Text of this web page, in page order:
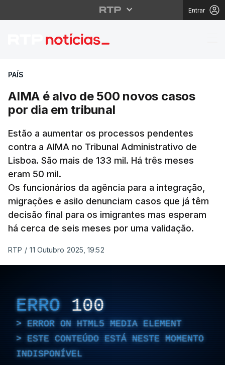
Entrar
AIMA é alvo de 500
PAÍS
AIMA é alvo de 500 novos casos
por dia em tribunal
Estão a aumentar os processos pendentes
contra a AIMA no Tribunal Administrativo de
Lisboa. São mais de 133 mil. Há três meses
eram 50 mil.
Os funcionários da agência para a integração,
migrações e asilo denunciam casos que já têm
decisão final para os imigrantes mas esperam
há cerca de seis meses por uma validação.
RTP / 11 Outubro 2025, 19:52
ERRO 100
ERROR ON HTML5 MEDIA ELEMENT
ESTE CONTEÚDO ESTÁ NESTE MOMENTO
INDISPONÍVEL